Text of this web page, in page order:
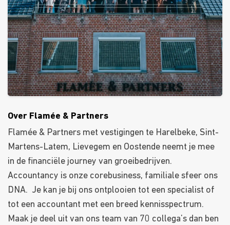
Over Flamée & Partners
Flamée & Partners met vestigingen te Harelbeke, Sint-
Martens-Latem, Lievegem en Oostende neemt je mee
in de financiële journey van groeibedrijven.
Accountancy is onze corebusiness, familiale sfeer ons
DNA. Je kan je bij ons ontplooien tot een specialist of
tot een accountant met een breed kennisspectrum.
Maak je deel uit van ons team van 70 collega’s dan ben